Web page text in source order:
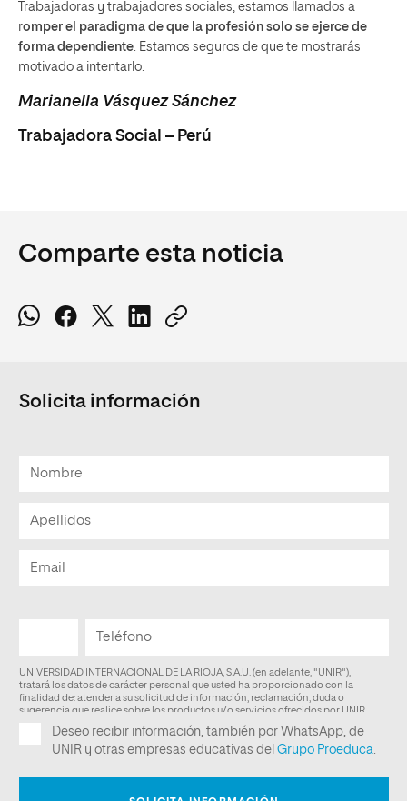
Trabajadoras y trabajadores sociales, estamos llamados a
romper el paradigma de que la profesión solo se ejerce de
forma dependiente. Estamos seguros de que te mostrarás
motivado a intentarlo.
Marianella Vásquez Sánchez
Trabajadora Social – Perú
Comparte esta noticia
Solicita información